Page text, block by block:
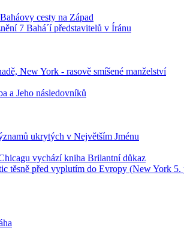
cesty na Západ
7 Bahá´í představitelů v Íránu
New York - rasově smíšené manželství
a Jeho následovníků
ukrytých v Největším Jménu
vychází kniha Brilantní důkaz
těsně před vyplutím do Evropy (New York 5.